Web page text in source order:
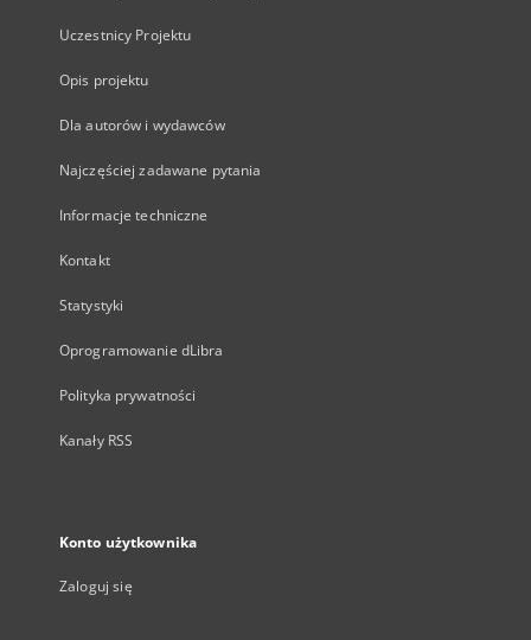
Uczestnicy Projektu
Opis projektu
Dla autorów i wydawców
Najczęściej zadawane pytania
Informacje techniczne
Kontakt
Statystyki
Oprogramowanie dLibra
Polityka prywatności
Kanały RSS
Konto użytkownika
Zaloguj się